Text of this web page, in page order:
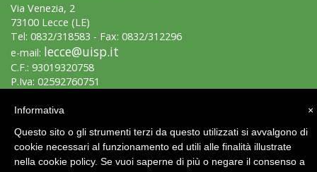
Luglio 2026: "Pensando con i piedi, si possono fare le
rivoluzioni"
Via Venezia, 2
73100 Lecce (LE)
Tel: 0832/318583 - Fax: 0832/312296
e-mail: lecce@uisp.it
C.F.: 93019320758
P.Iva: 02592760751
Area Riservata 2.0
×
Informativa
Questo sito o gli strumenti terzi da questo utilizzati si avvalgono di
cookie necessari al funzionamento ed utili alle finalità illustrate
nella cookie policy. Se vuoi saperne di più o negare il consenso a